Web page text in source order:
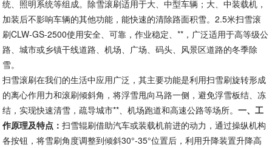
统、照明系统等组成。除雪滚刷适用于大、中型车辆；大、中装载机，
加装后不影响车辆的其他功能，能快速的清除路面积雪。2.5米扫雪滚
刷CLW-GS-2500使用安全、可靠，作业稳定、**，广泛适用于高等级公
路、城市或乡镇干线道路、机场、广场、码头、风景区道路的冬季除
雪。
扫雪滚刷在我们的生活中应用广泛，其主要功能是利用扫雪刷旋转形成
的离心作用力和滚刷倾斜角，将浮雪甩向马路一侧，避免浮雪板结、冻
结，实现快速清雪，疏导城市**、机场跑道和高速公路等场所。一、工
作原理及特点：扫雪辊刷借助汽车或装载机前进的动力，通过操纵机构
各按钮，将雪刷角度调整到倾斜30°-35°位置后，利用升降装置升降高